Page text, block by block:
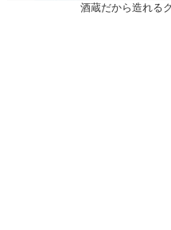
酒蔵だから造れる